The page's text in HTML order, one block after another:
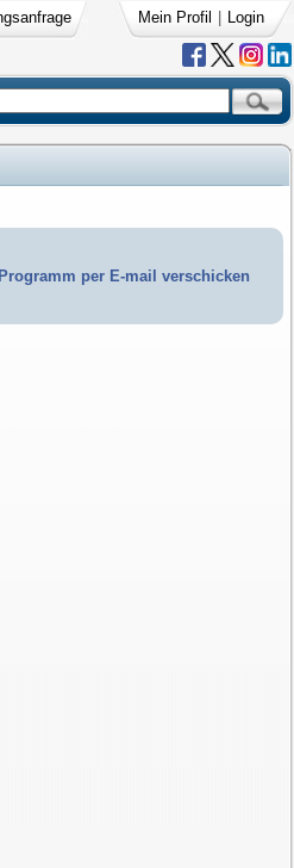
Mein Profil Login
Programm per E-mail verschicken